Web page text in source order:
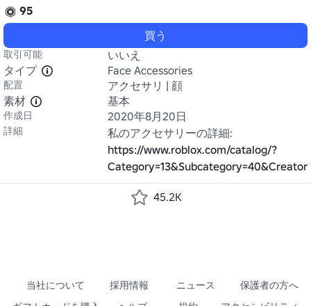
95
買う
取引可能
いいえ
タイプ
Face Accessories
配置
アクセサリ | 顔
素材
基本
作成日 2020年8月20日
詳細
https://www.roblox.com/catalog/?
45.2K
当社について 採用情報 ニュース
保護者の方へ